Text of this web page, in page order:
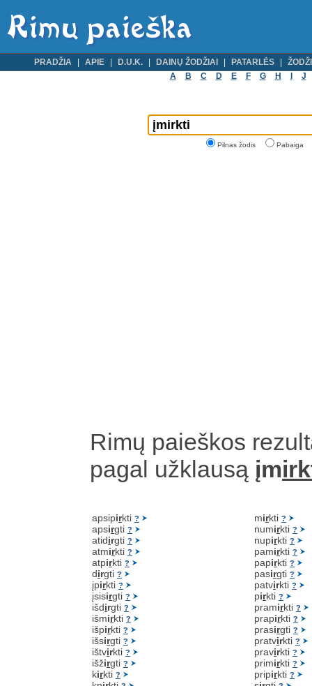
PRADŽIA APIE D.U.K. DAINŲ ŽODŽIAI PATARLĖS
A
B C D E F G H J
Pilnas žodis Pabaiga
Rimų paieškos
pagal užklausą įm
apsipirkti ?
apsirgti ?
atidirgti ?
atmirkti ?
atpirkti ?
dirgti ?
įpirkti ?
įsisirgti ?
išdirgti ?
išmirkti ?
išpirkti ?
išsirgti ?
ištvirkti ?
išžirgti ?
kirkti ?
mirkti ?
numirkti ?
nupirkti ?
pamirkti ?
papirkti ?
pasirgti ?
patvirkti ?
pirkti ?
pramirkti ?
prapirkti ?
prasirgti ?
pratvirkti ?
pravirkti ?
primirkti ?
pripirkti ?